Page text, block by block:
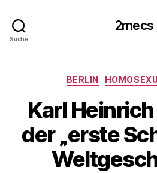
Suche
2mecs
BERLIN
Karl
der „erste